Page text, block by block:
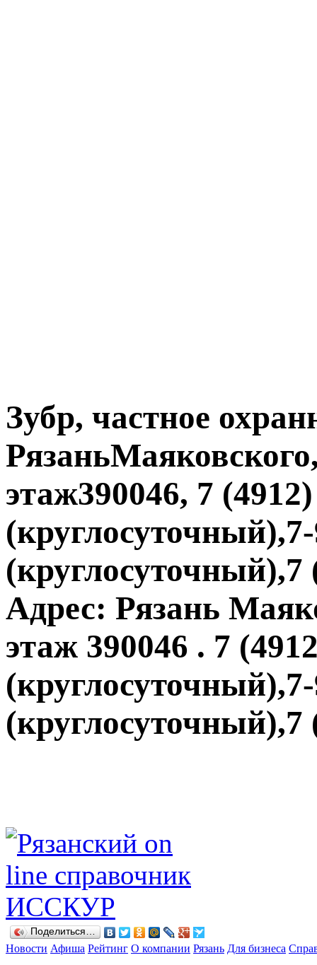
Зубр, частное
этаж390046, 7
(круглосуточный),7
Адрес: Рязань
этаж 390046 . 7
(круглосуточный),7
Поделиться…
Новости Афиша Рейтинг О компании Рязань Для бизнеса